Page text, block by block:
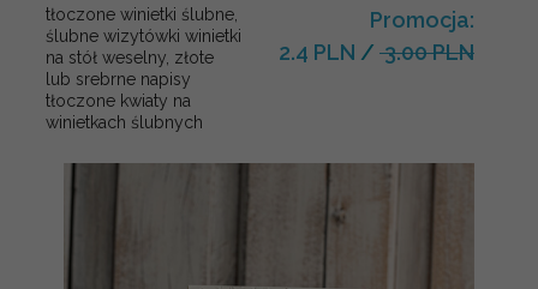
tłoczone winietki ślubne,
ślubne wizytówki winietki
na stół weselny, złote
lub srebrne napisy
tłoczone kwiaty na
winietkach ślubnych
Promocja:
2.4 PLN / 3.00 PLN